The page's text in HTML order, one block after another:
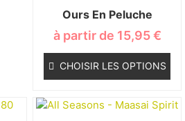
Ours En Peluche
à partir de 15,95€
CHOISIR LES OPTIONS